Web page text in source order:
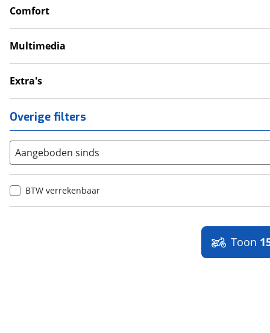
Tractie Controle Systeem (TCS)
Comfort
Handkappen
Multimedia
Extra's
Overige filters
Aangeboden sinds
BTW verrekenbaar
Toon